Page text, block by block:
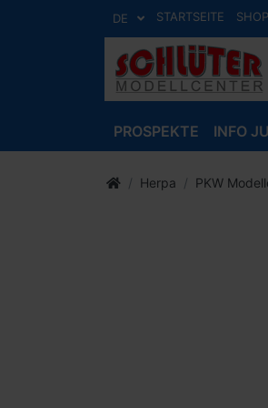
DE STARTSEITE
PROSPEKTE INFO
Herpa PKW